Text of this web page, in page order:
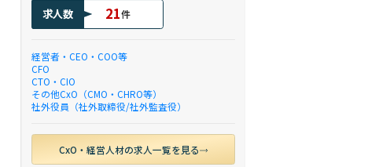
求人数 21件
経営者・CEO・COO等
CFO
CTO・CIO
その他CxO（CMO・CHRO等）
社外役員（社外取締役/社外監査役）
CxO・経営人材の求人一覧を見る